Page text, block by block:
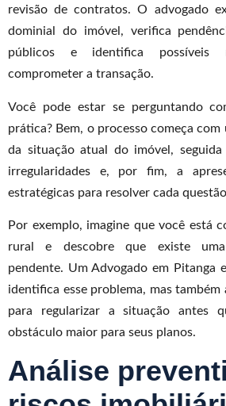
revisão de contratos. O advogado
dominial do imóvel, verifica
públicos e identifica possíveis
comprometer a transação.
Você pode estar se perguntando
prática? Bem, o processo começa com
da situação atual do imóvel,
irregularidades e, por fim, a
estratégicas para resolver cada
Por exemplo, imagine que você está
rural e descobre que existe uma
pendente. Um Advogado em Pitanga
identifica esse problema, mas
para regularizar a situação antes
obstáculo maior para seus planos.
Análise